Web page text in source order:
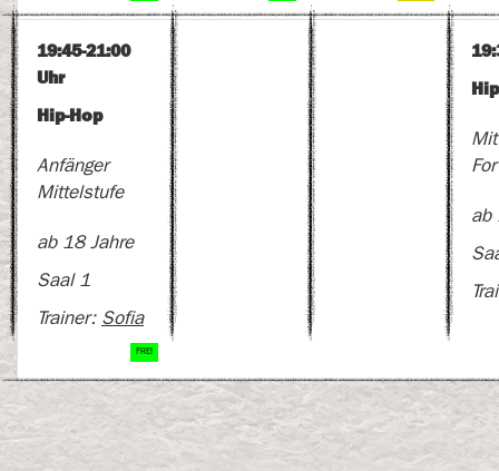
19:45-21:00
Uhr
Hip-Hop
Anfänger
Mittelstufe
ab 18 Jahre
Saal 1
Trainer: Sofia
ab